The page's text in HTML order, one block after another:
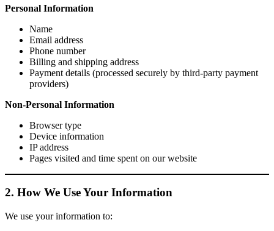
Personal Information
Name
Email address
Phone number
Billing and shipping address
Payment details (processed securely by third-party payment
providers)
Non-Personal Information
Browser type
Device information
IP address
Pages visited and time spent on our website
2. How We Use Your Information
We use your information to: